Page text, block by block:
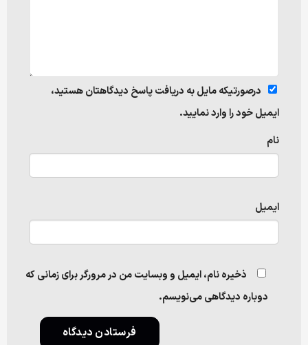
درصورتیکه مایل به دریافت پاسخ دیدگاهتان هستید،
ایمیل خود را وارد نمایید.
نام
ایمیل
ذخیره نام، ایمیل و وبسایت من در مرورگر برای زمانی که
دوباره دیدگاهی می‌نویسم.